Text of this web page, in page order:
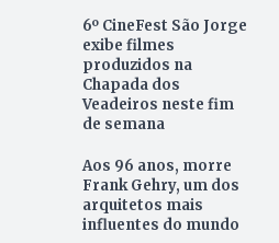
6º CineFest São Jorge
exibe filmes
produzidos na
Chapada dos
Veadeiros neste fim
de semana
Aos 96 anos, morre
Frank Gehry, um dos
arquitetos mais
influentes do mundo